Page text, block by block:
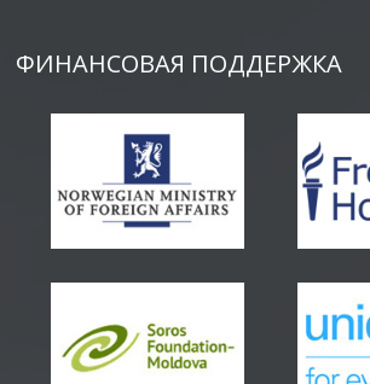
ФИНАНСОВАЯ ПОДДЕРЖКА